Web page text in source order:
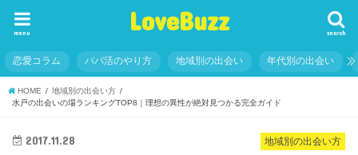
LoveBuzz search
menu
恋愛コラム パパ活のやり方 地域別の出会い 年代別の出会い
HOME
地域別の出会い方
水戸の出会いの場ランキングTOP8｜理想の異性が絶対見つかる完全ガイド
地域別の出会い方
2017.11.28